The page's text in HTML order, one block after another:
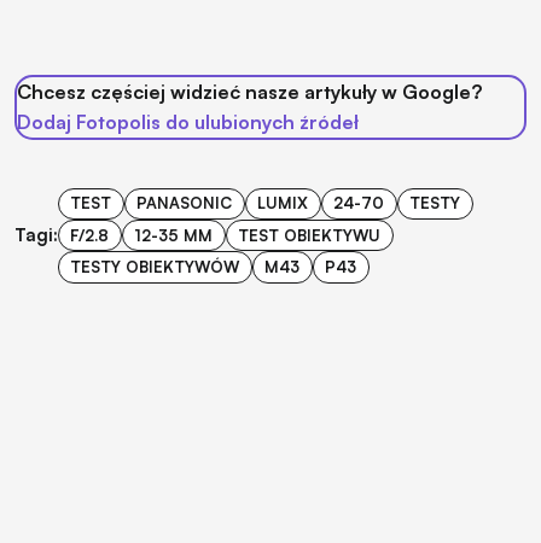
Chcesz częściej widzieć nasze artykuły w Google?
Dodaj Fotopolis do ulubionych źródeł
Tagi:
TEST PANASONIC LUMIX 24-70
TESTY
F/2.8
12-35 MM
TEST OBIEKTYWU
TESTY OBIEKTYWÓW
M43 P43